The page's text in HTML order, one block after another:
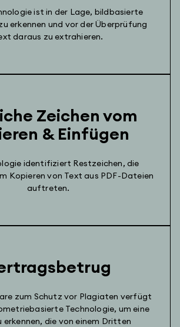
ist in der Lage, bildbasierte
erkennen und vor der Überprüfung
daraus zu extrahieren.
Zeichen vom
& Einfügen
identifiziert Restzeichen, die
Kopieren von Text aus PDF-Dateien
auftreten.
zum Schutz vor Plagiaten verfügt
Technologie, um eine
erkennen, die von einem Dritten